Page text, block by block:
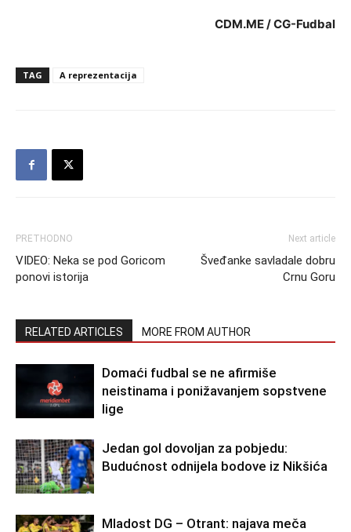
CDM.ME / CG-Fudbal
TAG A reprezentacija
PRETHODNO
VIDEO: Neka se pod Goricom
ponovi istorija
Next article
Šveđanke savladale dobru
Crnu Goru
RELATED ARTICLES MORE FROM AUTHOR
Domaći fudbal se ne afirmiše
neistinama i ponižavanjem sopstvene
lige
Jedan gol dovoljan za pobjedu:
Budućnost odnijela bodove iz Nikšića
Mladost DG – Otrant: najava meča